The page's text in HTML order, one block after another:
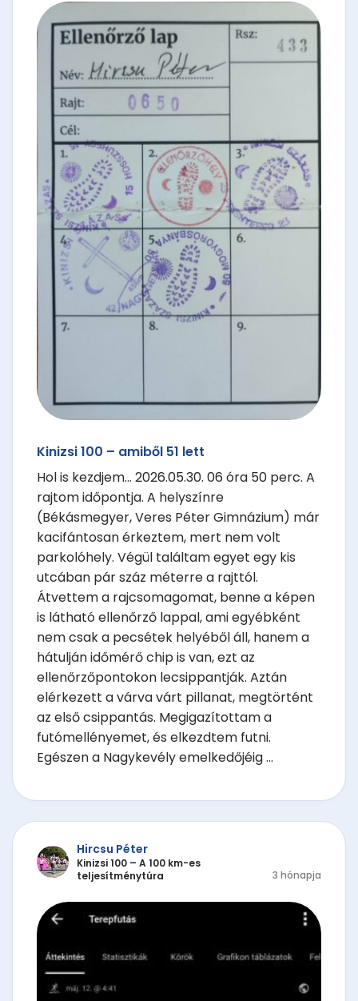
Kinizsi 100 – amiből 51 lett
Hol is kezdjem... 2026.05.30. 06 óra 50 perc. A
rajtom időpontja. A helyszínre
(Békásmegyer, Veres Péter Gimnázium) már
kacifántosan érkeztem, mert nem volt
parkolóhely. Végül találtam egyet egy kis
utcában pár száz méterre a rajttól.
Átvettem a rajcsomagomat, benne a képen
is látható ellenőrző lappal, ami egyébként
nem csak a pecsétek helyéből áll, hanem a
hátulján időmérő chip is van, ezt az
ellenőrzőpontokon lecsippantják. Aztán
elérkezett a várva várt pillanat, megtörtént
az első csippantás. Megigazítottam a
futómellényemet, és elkezdtem futni.
Egészen a Nagykevély emelkedőjéig ...
Hircsu Péter
Kinizsi 100 – A 100 km-es
teljesítménytúra
3 hónapja